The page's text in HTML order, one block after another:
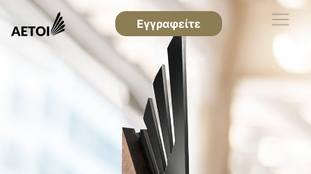
Εγγραφείτε